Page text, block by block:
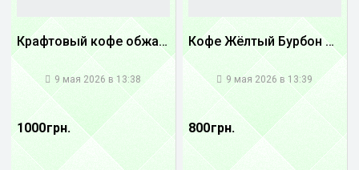
Крафтовый кофе обжареный Танзания
9 мая 2026 в 13:38
1000 грн.
Кофе Жёлтый Бурбон Бразилия
9 мая 2026 в 13:39
800 грн.